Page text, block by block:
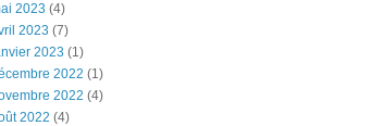
2023 (4)
2023 (7)
2023 (1)
2022 (1)
2022 (4)
2022 (4)